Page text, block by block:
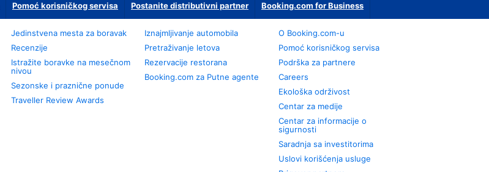
Pomoć korisničkog servisa Postanite distributivni partner Booking.com for Business
Jedinstvena mesta za boravak
Recenzije
Istražite boravke na mesečnom
nivou
Sezonske i praznične ponude
Traveller Review Awards
Iznajmljivanje automobila
Pretraživanje letova
Rezervacije restorana
Booking.com za Putne agente
О Booking.com-u
Pomoć korisničkog servisa
Podrška za partnere
Careers
Ekološka održivost
Centar za medije
Centar za informacije o
sigurnosti
Saradnja sa investitorima
Uslovi korišćenja usluge